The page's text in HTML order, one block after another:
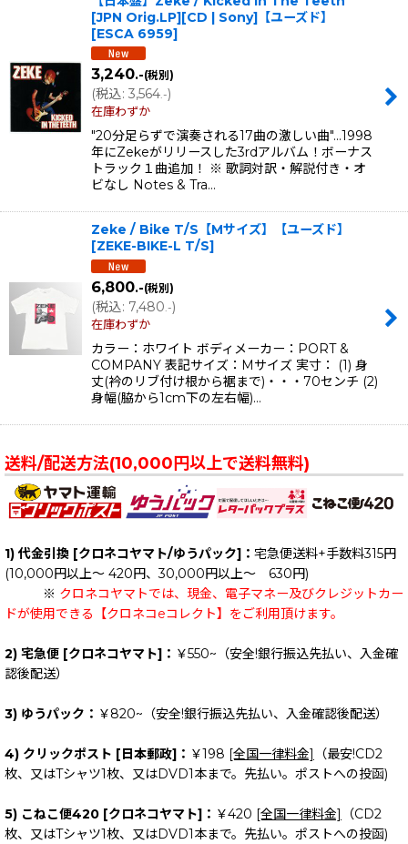
並び順:
[JPN Orig.LP][CD | Sony]【ユーズド】
[ESCA 6959]
3,240.-(税別)
(税込: 3,564.-)
在庫わずか
"20分足らずで演奏される17曲の激しい曲"...1998
年にZekeがリリースした3rdアルバム！ボーナス
トラック１曲追加！ ※ 歌詞対訳・解説付き・オ
ビなし Notes & Tra…
Zeke / Bike T/S【Mサイズ】【ユーズド】
[ZEKE-BIKE-L T/S]
6,800.-(税別)
(税込: 7,480 .-)
在庫わずか
カラー：ホワイト ボディメーカー：PORT &
COMPANY 表記サイズ：Mサイズ 実寸： (1) 身
丈(衿のリブ付け根から裾まで)・・・70センチ (2)
身幅(脇から1cm下の左右幅)…
送料/配送方法(10,000円以上で送料無料)
1) 代金引換 [クロネコヤマト/ゆうパック]： 宅急便送料+手数料315円
(10,000円以上～ 420円、30,000円以上～ 630円)
※ クロネコヤマトでは、現金、電子マネー及びクレジットカー
ドが使用できる【クロネコeコレクト】をご利用頂けます。
2) 宅急便 [クロネコヤマト]： ￥550~（安全!銀行振込先払い、入金確
認後配送）
3) ゆうパック： ￥820~（安全!銀行振込先払い、入金確認後配送）
4) クリックポスト [日本郵政]： ￥198 [全国一律料金]
（最安!CD2
枚、又はTシャツ1枚、又はDVD1本まで。先払い。ポストへの投函)
5) こねこ便420 [クロネコヤマト]： ￥420 [全国一律料金]
（CD2
枚、又はTシャツ1枚、又はDVD1本まで。先払い。ポストへの投函)